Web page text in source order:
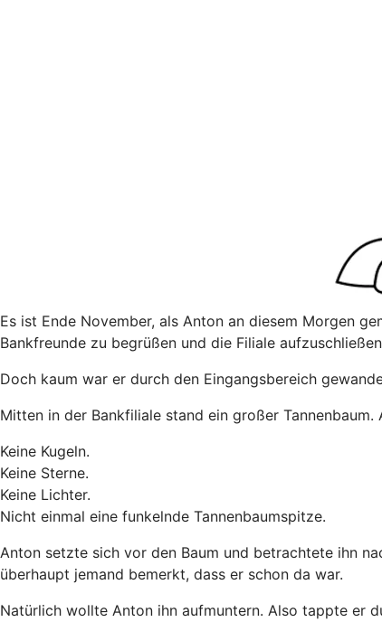
Es ist Ende November, als Anton an diesem Morgen
Bankfreunde zu begrüßen und die Filiale
Doch kaum war er durch den Eingangsbereich
Mitten in der Bankfiliale stand ein großer
Keine Kugeln.
Keine Sterne.
Keine Lichter.
Nicht einmal eine funkelnde Tannenbaumspitze.
Anton setzte sich vor den Baum und betrachtete ihn
überhaupt jemand bemerkt, dass er schon da war.
Natürlich wollte Anton ihn aufmuntern. Also tappte er